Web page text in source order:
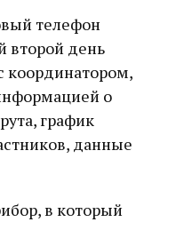
телефон
день
координатором,
о
график
данные
в который